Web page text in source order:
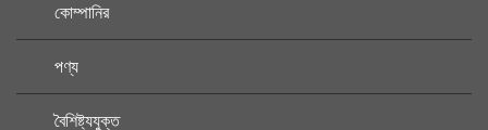
কোম্পানির
পণ্য
বৈশিষ্ট্যযুক্ত